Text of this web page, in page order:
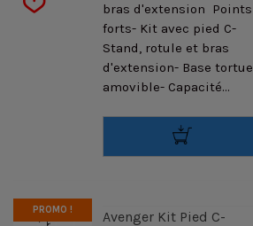
bras d'extension Points
forts- Kit avec pied C-
Stand, rotule et bras
d'extension- Base tortue
amovible- Capacité...
PROMO !
Avenger Kit Pied C-